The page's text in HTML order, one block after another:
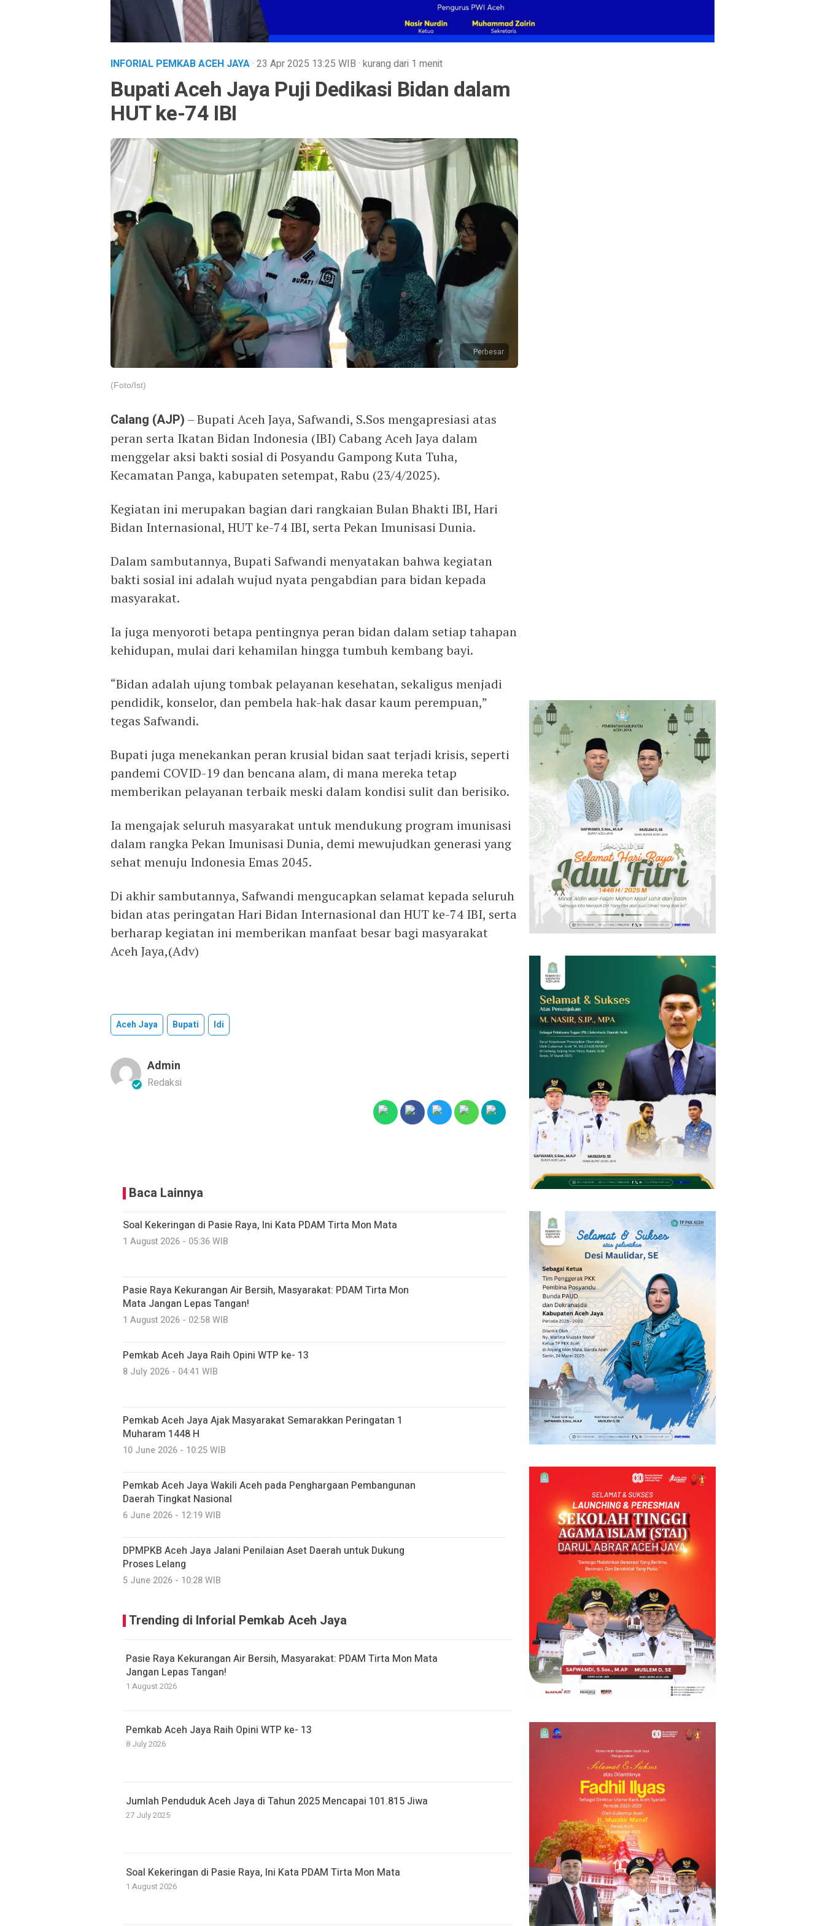
INFORIAL PEMKAB ACEH JAYA· 23 Apr 2025 13:25 WIB · kurang dari 1 menit
Bupati Aceh Jaya Puji Dedikasi Bidan dalam
HUT ke-74 IBI
Perbesar
(Foto/Ist)
Calang (AJP) – Bupati Aceh Jaya, Safwandi, S.Sos mengapresiasi atas
peran serta Ikatan Bidan Indonesia (IBI) Cabang Aceh Jaya dalam
menggelar aksi bakti sosial di Posyandu Gampong Kuta Tuha,
Kecamatan Panga, kabupaten setempat, Rabu (23/4/2025).
Kegiatan ini merupakan bagian dari rangkaian Bulan Bhakti IBI, Hari
Bidan Internasional, HUT ke-74 IBI, serta Pekan Imunisasi Dunia.
Dalam sambutannya, Bupati Safwandi menyatakan bahwa kegiatan
bakti sosial ini adalah wujud nyata pengabdian para bidan kepada
masyarakat.
Ia juga menyoroti betapa pentingnya peran bidan dalam setiap tahapan
kehidupan, mulai dari kehamilan hingga tumbuh kembang bayi.
“Bidan adalah ujung tombak pelayanan kesehatan, sekaligus menjadi
pendidik, konselor, dan pembela hak-hak dasar kaum perempuan,”
tegas Safwandi.
Bupati juga menekankan peran krusial bidan saat terjadi krisis, seperti
pandemi COVID-19 dan bencana alam, di mana mereka tetap
memberikan pelayanan terbaik meski dalam kondisi sulit dan berisiko.
Ia mengajak seluruh masyarakat untuk mendukung program imunisasi
dalam rangka Pekan Imunisasi Dunia, demi mewujudkan generasi yang
sehat menuju Indonesia Emas 2045.
Di akhir sambutannya, Safwandi mengucapkan selamat kepada seluruh
bidan atas peringatan Hari Bidan Internasional dan HUT ke-74 IBI, serta
berharap kegiatan ini memberikan manfaat besar bagi masyarakat
Aceh Jaya,(Adv)
Aceh Jaya Bupati Idi
Admin
Redaksi
Baca Lainnya
Soal Kekeringan di Pasie Raya, Ini Kata PDAM Tirta Mon Mata
1 August 2026 - 05:36 WIB
Pasie Raya Kekurangan Air Bersih, Masyarakat: PDAM Tirta Mon
Mata Jangan Lepas Tangan!
1 August 2026 - 02:58 WIB
Pemkab Aceh Jaya Raih Opini WTP ke- 13
8 July 2026 - 04:41 WIB
Pemkab Aceh Jaya Ajak Masyarakat Semarakkan Peringatan 1
Muharam 1448 H
10 June 2026 - 10:25 WIB
Pemkab Aceh Jaya Wakili Aceh pada Penghargaan Pembangunan
Daerah Tingkat Nasional
6 June 2026 - 12:19 WIB
DPMPKB Aceh Jaya Jalani Penilaian Aset Daerah untuk Dukung
Proses Lelang
5 June 2026 - 10:28 WIB
Trending di Inforial Pemkab Aceh Jaya
Pasie Raya Kekurangan Air Bersih, Masyarakat: PDAM Tirta Mon Mata
Jangan Lepas Tangan!
1 August 2026
Pemkab Aceh Jaya Raih Opini WTP ke- 13
8 July 2026
Jumlah Penduduk Aceh Jaya di Tahun 2025 Mencapai 101.815 Jiwa
27 July 2025
Soal Kekeringan di Pasie Raya, Ini Kata PDAM Tirta Mon Mata
1 August 2026